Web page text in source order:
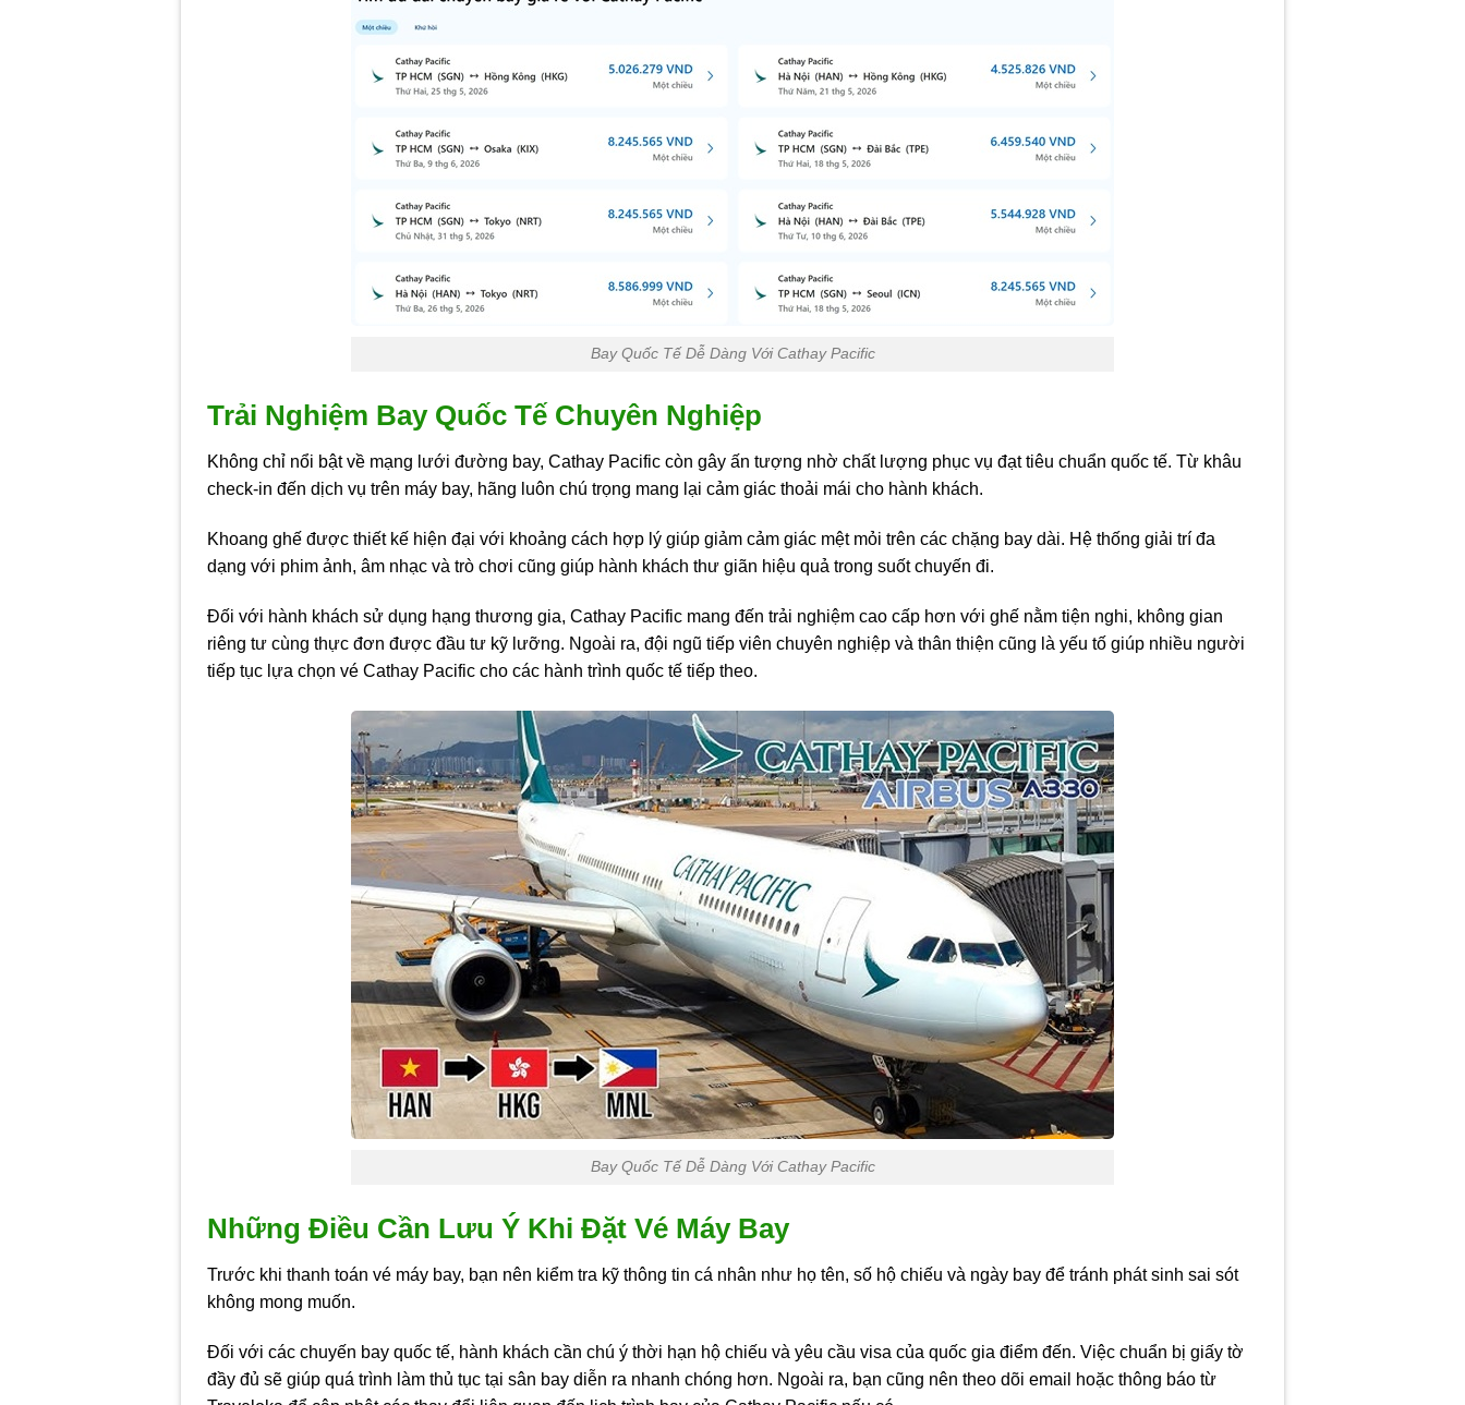
Bay Quốc Tế Dễ Dàng Với Cathay Pacific
Trải Nghiệm Bay Quốc Tế Chuyên Nghiệp
Không chỉ nổi bật về mạng lưới đường bay, Cathay Pacific còn gây ấn tượng nhờ chất lượng phục vụ đạt tiêu chuẩn quốc tế. Từ khâu
check-in đến dịch vụ trên máy bay, hãng luôn chú trọng mang lại cảm giác thoải mái cho hành khách.
Khoang ghế được thiết kế hiện đại với khoảng cách hợp lý giúp giảm cảm giác mệt mỏi trên các chặng bay dài. Hệ thống giải trí đa
dạng với phim ảnh, âm nhạc và trò chơi cũng giúp hành khách thư giãn hiệu quả trong suốt chuyến đi.
Đối với hành khách sử dụng hạng thương gia, Cathay Pacific mang đến trải nghiệm cao cấp hơn với ghế nằm tiện nghi, không gian
riêng tư cùng thực đơn được đầu tư kỹ lưỡng. Ngoài ra, đội ngũ tiếp viên chuyên nghiệp và thân thiện cũng là yếu tố giúp nhiều người
tiếp tục lựa chọn vé Cathay Pacific cho các hành trình quốc tế tiếp theo.
Bay Quốc Tế Dễ Dàng Với Cathay Pacific
Những Điều Cần Lưu Ý Khi Đặt Vé Máy Bay
Trước khi thanh toán vé máy bay, bạn nên kiểm tra kỹ thông tin cá nhân như họ tên, số hộ chiếu và ngày bay để tránh phát sinh sai sót
không mong muốn.
Đối với các chuyến bay quốc tế, hành khách cần chú ý thời hạn hộ chiếu và yêu cầu visa của quốc gia điểm đến. Việc chuẩn bị giấy tờ
đầy đủ sẽ giúp quá trình làm thủ tục tại sân bay diễn ra nhanh chóng hơn. Ngoài ra, bạn cũng nên theo dõi email hoặc thông báo từ